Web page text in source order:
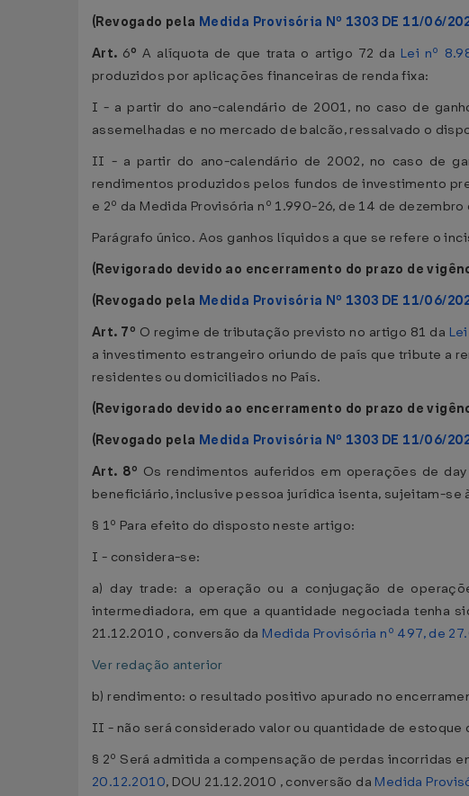
(Revogado pela Medida Provisória Nº 1303 DE 11/06/
Art. 6º A alíquota de que trata o artigo 72 da Lei nº
produzidos por aplicações financeiras de renda fixa:
I - a partir do ano-calendário de 2001, no caso de
assemelhadas e no mercado de balcão, ressalvado o
II - a partir do ano-calendário de 2002, no caso de
rendimentos produzidos pelos fundos de investimento
e 2º da Medida Provisória nº 1.990-26, de 14 de dezembro
Parágrafo único. Aos ganhos líquidos a que se refere o
(Revigorado devido ao encerramento do prazo de
(Revogado pela Medida Provisória Nº 1303 DE 11/06/
Art. 7º O regime de tributação previsto no artigo 81 da
a investimento estrangeiro oriundo de país que tribute a
residentes ou domiciliados no País.
(Revigorado devido ao encerramento do prazo de
(Revogado pela Medida Provisória Nº 1303 DE 11/06/
Art. 8º Os rendimentos auferidos em operações de
beneficiário, inclusive pessoa jurídica isenta, sujeitam-se
§ 1º Para efeito do disposto neste artigo:
I - considera-se:
a) day trade: a operação ou a conjugação de
intermediadora, em que a quantidade negociada tenha
21.12.2010 , conversão da Medida Provisória nº 497, de
Ver redação anterior
b) rendimento: o resultado positivo apurado no
II - não será considerado valor ou quantidade de estoque
§ 2º Será admitida a compensação de perdas incorridas
20.12.2010, DOU 21.12.2010 , conversão da Medida